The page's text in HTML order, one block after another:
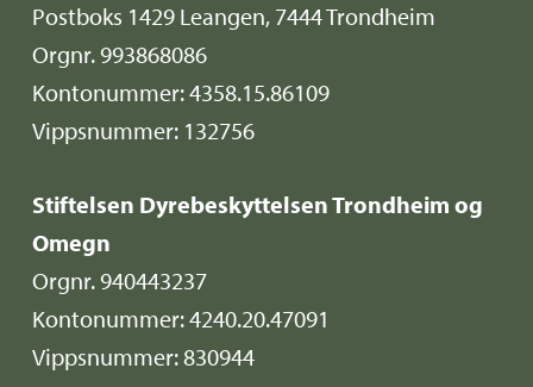
Postboks 1429 Leangen, 7444 Trondheim
Orgnr. 993868086
Kontonummer: 4358.15.86109
Vippsnummer: 132756
Stiftelsen Dyrebeskyttelsen Trondheim og
Omegn
Orgnr. 940443237
Kontonummer: 4240.20.47091
Vippsnummer: 830944